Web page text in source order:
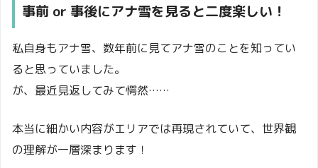
事前 or 事後にアナ雪を見ると二度楽しい！
私自身もアナ雪、数年前に見てアナ雪のことを知ってい
ると思っていました。
が、最近見返してみて愕然……
本当に細かい内容がエリアでは再現されていて、世界観
の理解が一層深まります！